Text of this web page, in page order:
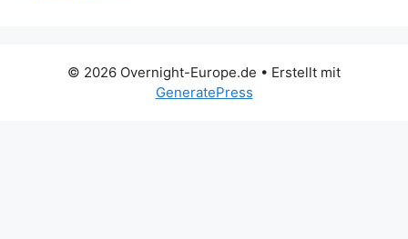
© 2026 Overnight-Europe.de • Erstellt mit
GeneratePress